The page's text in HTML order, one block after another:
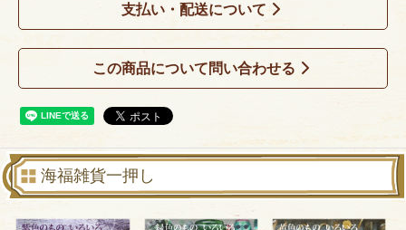
支払い・配送について
この商品について問い合わせる
海福雑貨一押し